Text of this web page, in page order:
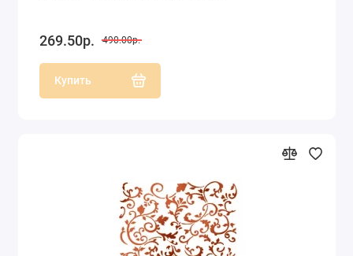
269.50р. 490.00р.
Купить